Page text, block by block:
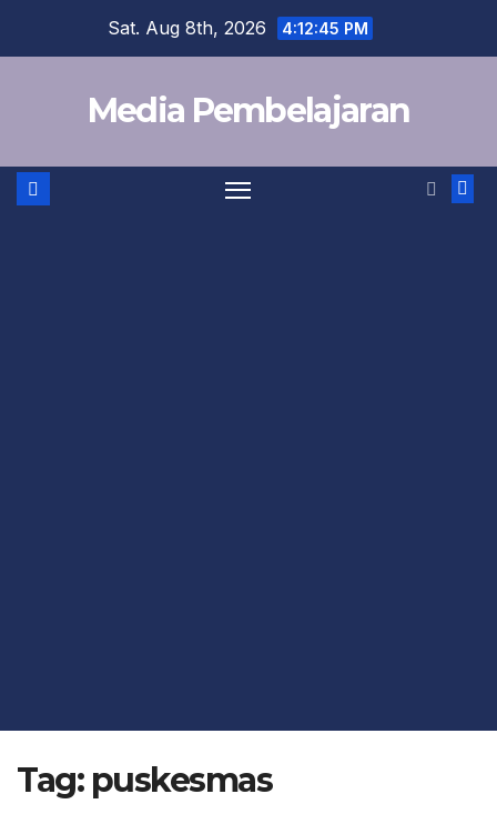
Sat. Aug 8th, 2026 4:12:46 PM
Media Pembelajaran
Tag: puskesmas